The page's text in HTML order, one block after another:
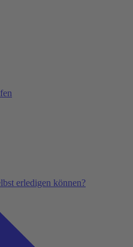
erledigen können?